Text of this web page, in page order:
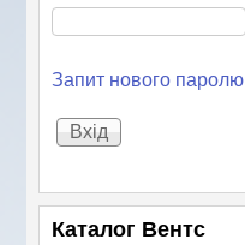
Запит нового паролю
Каталог Вентс